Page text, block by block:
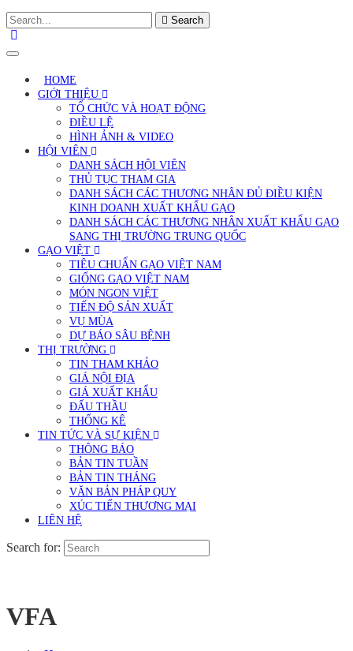
Search
HOME
GIỚI THIỆU
TỔ CHỨC VÀ HOẠT ĐỘNG
ĐIỀU LỆ
HÌNH ẢNH & VIDEO
HỘI VIÊN
DANH SÁCH HỘI VIÊN
THỦ TỤC THAM GIA
DANH SÁCH CÁC THƯƠNG NHÂN ĐỦ ĐIỀU KIỆN
KINH DOANH XUẤT KHẨU GẠO
DANH SÁCH CÁC THƯƠNG NHÂN XUẤT KHẨU GẠO
SANG THỊ TRƯỜNG TRUNG QUỐC
GẠO VIỆT
TIÊU CHUẨN GẠO VIỆT NAM
GIỐNG GẠO VIỆT NAM
MÓN NGON VIỆT
TIẾN ĐỘ SẢN XUẤT
VỤ MÙA
DỰ BÁO SÂU BỆNH
THỊ TRƯỜNG
TIN THAM KHẢO
GIÁ NỘI ĐỊA
GIÁ XUẤT KHẨU
ĐẤU THẦU
THỐNG KÊ
TIN TỨC VÀ SỰ KIỆN
THÔNG BÁO
BẢN TIN TUẦN
BẢN TIN THÁNG
VĂN BẢN PHÁP QUY
XÚC TIẾN THƯƠNG MẠI
LIÊN HỆ
Search for:
VFA